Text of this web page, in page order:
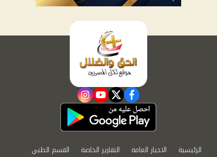
facebook
twitter
youtube
instagram
الرئيسية الاخبار العامة التقارير الخاصة
القسم الطبي